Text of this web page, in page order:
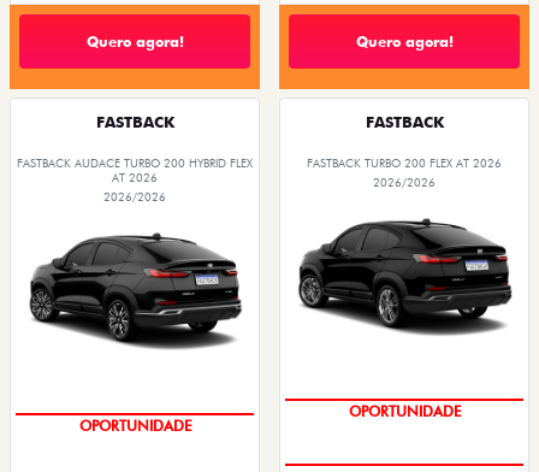
Quero agora! Quero agora!
FASTBACK
FASTBACK AUDACE TURBO 200 HYBRID FLEX
AT 2026
2026/2026
OPORTUNIDADE
FASTBACK
FASTBACK TURBO 200 FLEX AT 2026
2026/2026
OPORTUNIDADE